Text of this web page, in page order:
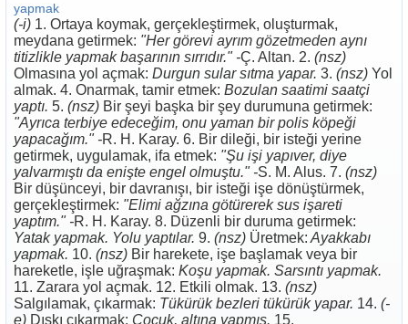
yapmak
(-i) 1. Ortaya koymak, gerçekleştirmek, oluşturmak,
meydana getirmek: "Her görevi ayrım gözetmeden aynı
titizlikle yapmak başarının sırrıdır." -Ç. Altan. 2. (nsz)
Olmasına yol açmak: Durgun sular sıtma yapar. 3. (nsz) Yol
almak. 4. Onarmak, tamir etmek: Bozulan saatimi saatçi
yaptı. 5. (nsz) Bir şeyi başka bir şey durumuna getirmek:
"Ayrıca terbiye edeceğim, onu yaman bir polis köpeği
yapacağım." -R. H. Karay. 6. Bir dileği, bir isteği yerine
getirmek, uygulamak, ifa etmek: "Şu işi yapıver, diye
yalvarmıştı da enişte engel olmuştu." -S. M. Alus. 7. (nsz)
Bir düşünceyi, bir davranışı, bir isteği işe dönüştürmek,
gerçekleştirmek: "Elimi ağzına götürerek sus işareti
yaptım." -R. H. Karay. 8. Düzenli bir duruma getirmek:
Yatak yapmak. Yolu yaptılar. 9. (nsz) Üretmek: Ayakkabı
yapmak. 10. (nsz) Bir harekete, işe başlamak veya bir
hareketle, işle uğraşmak: Koşu yapmak. Sarsıntı yapmak.
11. Zarara yol açmak. 12. Etkili olmak. 13. (nsz)
Salgılamak, çıkarmak: Tükürük bezleri tükürük yapar. 14. (-
e) Dışkı çıkarmak: Çocuk, altına yapmış. 15.